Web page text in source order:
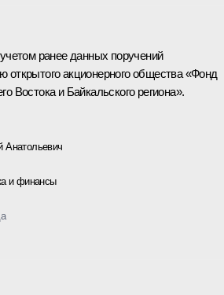
ранее данных поручений
открытого акционерного общества «Фонд
Востока и Байкальского региона».
Анатольевич
и финансы